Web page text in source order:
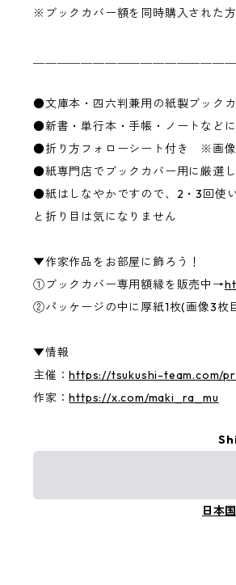
※ブックカバー額を同時購入された
●文庫本・四六判兼用の紙製ブック
●新書・単行本・手帳・ノートなど
●折り方フォローシート付き ※画像
●紙専門店でブックカバー用に厳選
●紙はしなやかですので、2・3回
と折り目は気になりません
▼作家作品をお部屋に飾ろう！
①ブックカバー専用額縁を販売中→
②パッケージの中に厚紙1枚(画像3枚
▼情報
主催：https://tsukushi-team.com/
作家：https://x.com/maki_ra_mu
日本